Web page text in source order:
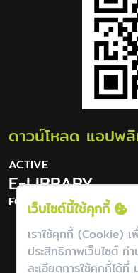
เว็บไซต์นี้ใช้คุกกี้
เราใช้คุกกี้ (Cookie) เ
ประสิทธิภาพเว็บไซต์ ท่
ละเอียดการใช้คุกกี้ได้ที่
ดาวน์โหลด แอปพลิ
ACTIVE
E-LIBRARY
FOR DIGITAL LIFESTYLE